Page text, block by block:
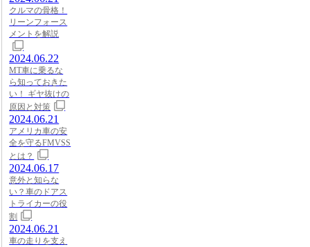
クルマの骨格！
リーンフォース
メントを解説
2024.06.22
MT車に乗るな
ら知っておきた
い！ ギヤ抜けの
原因と対策
2024.06.21
アメリカ車の安
全を守るFMVSS
とは？
2024.06.17
意外と知らな
い？車のドアス
トライカーの役
割
2024.06.21
車の走りを支え